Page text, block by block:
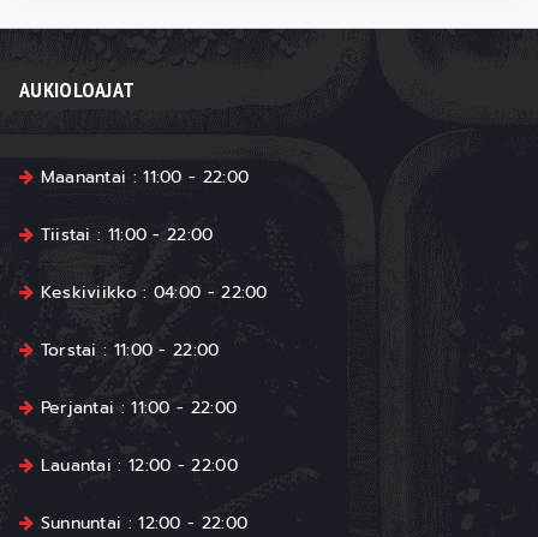
AUKIOLOAJAT
Maanantai : 11:00 - 22:00
Tiistai : 11:00 - 22:00
Keskiviikko : 04:00 - 22:00
Torstai : 11:00 - 22:00
Perjantai : 11:00 - 22:00
Lauantai : 12:00 - 22:00
Sunnuntai : 12:00 - 22:00